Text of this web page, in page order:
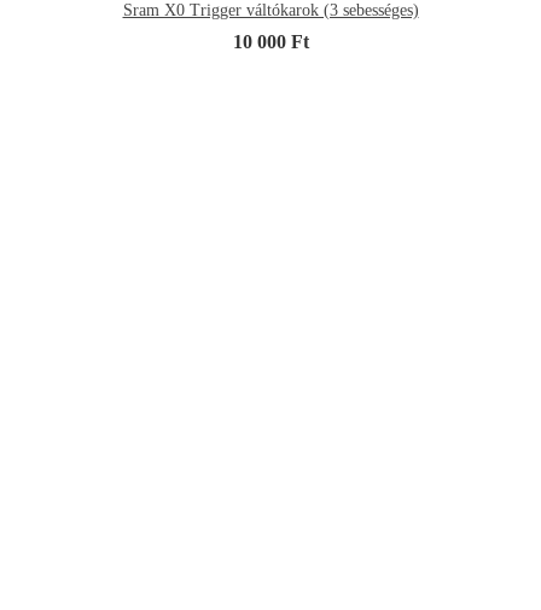
Sram X0 Trigger váltókarok (3 sebességes)
10 000 Ft